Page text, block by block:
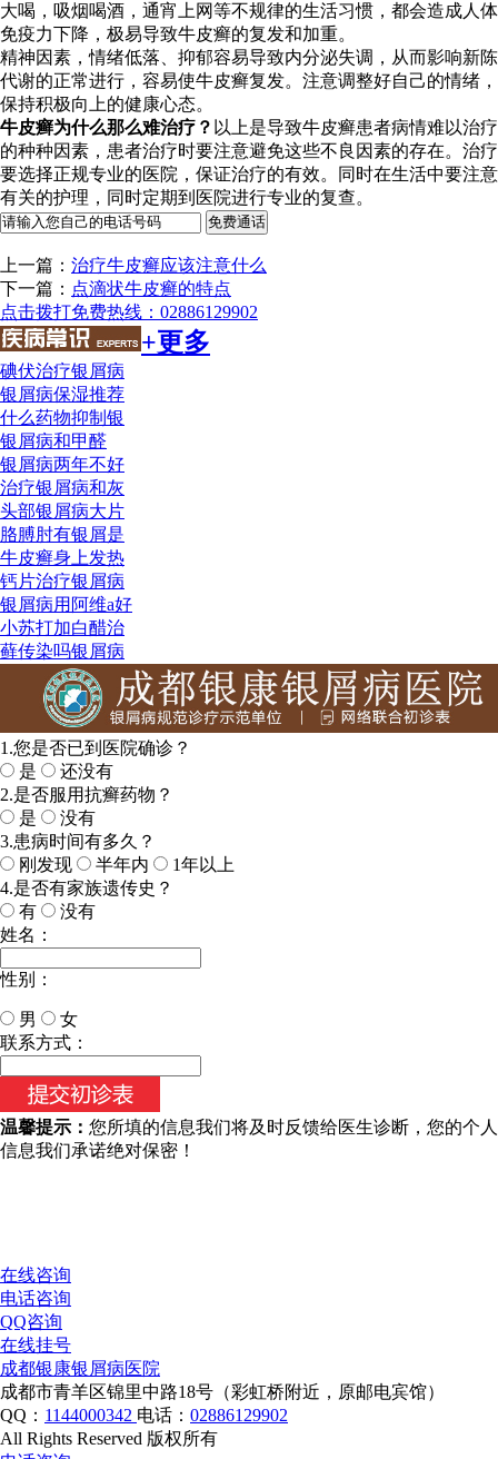
大喝，吸烟喝酒，通宵上网等不规律的生活习惯，都会造成人体
免疫力下降，极易导致牛皮癣的复发和加重。
精神因素，情绪低落、抑郁容易导致内分泌失调，从而影响新陈
代谢的正常进行，容易使牛皮癣复发。注意调整好自己的情绪，
保持积极向上的健康心态。
牛皮癣为什么那么难治疗？ 以上是导致牛皮癣患者病情难以治疗
的种种因素，患者治疗时要注意避免这些不良因素的存在。治疗
要选择正规专业的医院，保证治疗的有效。同时在生活中要注意
有关的护理，同时定期到医院进行专业的复查。
上一篇： 治疗牛皮癣应该注意什么
下一篇： 点滴状牛皮癣的特点
点击拨打免费热线：02886129902
+更多
碘伏治疗银屑病
银屑病保湿推荐
什么药物抑制银
银屑病和甲醛
银屑病两年不好
治疗银屑病和灰
头部银屑病大片
胳膊肘有银屑是
牛皮癣身上发热
钙片治疗银屑病
银屑病用阿维a好
小苏打加白醋治
藓传染吗银屑病
1.您是否已到医院确诊？
是
还没有
2.是否服用抗癣药物？
是
没有
3.患病时间有多久？
刚发现
半年内
1年以上
4.是否有家族遗传史？
有
没有
姓名：
性别：
男
女
今天日期：
联系方式：
温馨提示： 您所填的信息我们将及时反馈给医生诊断，您的个人
信息我们承诺绝对保密！
在线咨询
电话咨询
QQ咨询
在线挂号
成都银康银屑病医院
成都市青羊区锦里中路18号（彩虹桥附近，原邮电宾馆）
QQ： 1144000342 电话： 02886129902
All Rights Reserved 版权所有